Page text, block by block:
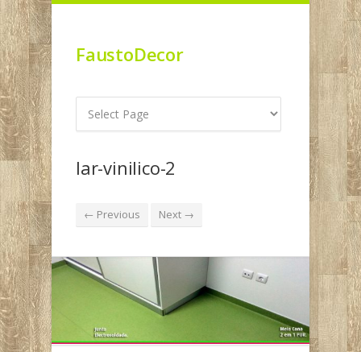
FaustoDecor
lar-vinilico-2
← Previous Next →